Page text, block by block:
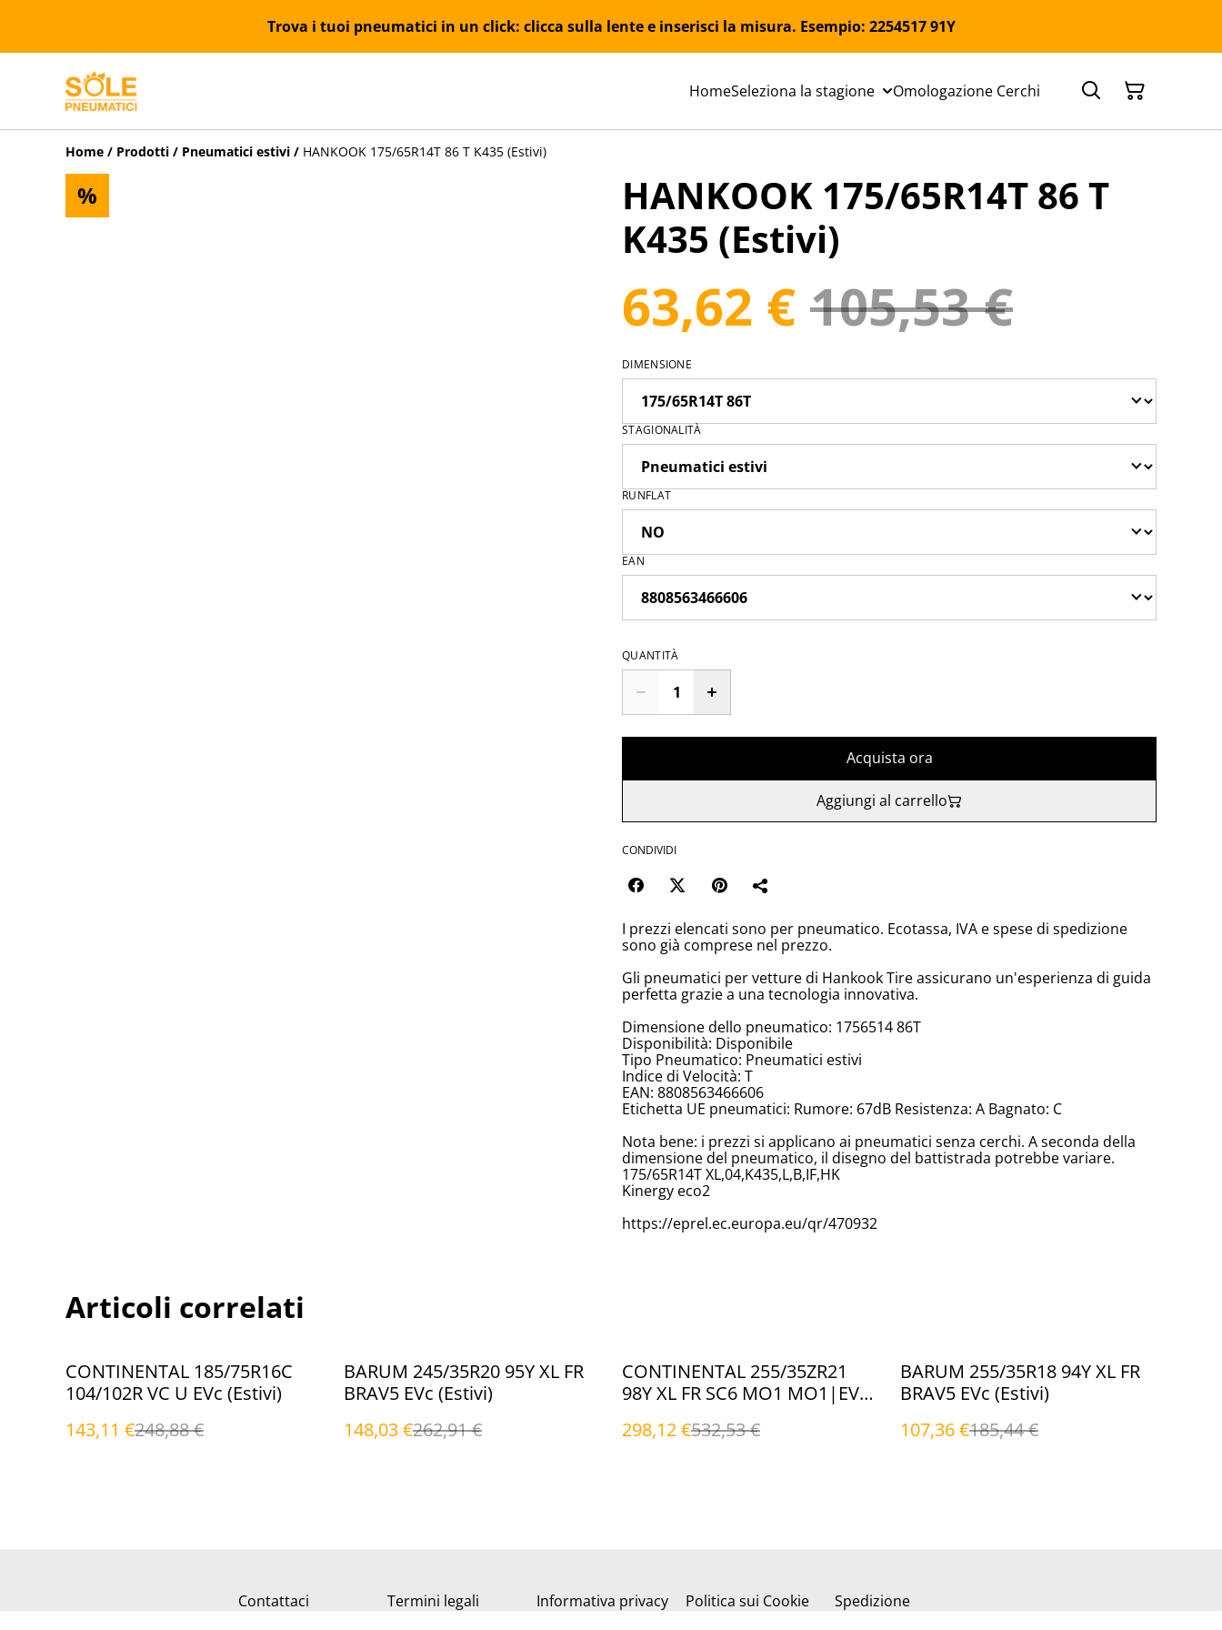
Trova i tuoi pneumatici in un click: clicca sulla lente e inserisci la misura. Esempio: 2254517 91Y
HomeSeleziona la stagione Omologazione Cerchi
Home / Prodotti / Pneumatici estivi / HANKOOK 175/65R14T 86 T K435 (Estivi)
%
HANKOOK 175/65R14T 86 T
K435 (Estivi)
63,62 € 105,53 €
DIMENSIONE
STAGIONALITÀ
RUNFLAT
EAN
QUANTITÀ
Acquista ora
Aggiungi al carrello
CONDIVIDI
I prezzi elencati sono per pneumatico. Ecotassa, IVA e spese di spedizione
sono già comprese nel prezzo.
Gli pneumatici per vetture di Hankook Tire assicurano un'esperienza di guida
perfetta grazie a una tecnologia innovativa.
Dimensione dello pneumatico: 1756514 86T
Disponibilità: Disponibile
Tipo Pneumatico: Pneumatici estivi
Indice di Velocità: T
EAN: 8808563466606
Etichetta UE pneumatici: Rumore: 67dB Resistenza: A Bagnato: C
Nota bene: i prezzi si applicano ai pneumatici senza cerchi. A seconda della
dimensione del pneumatico, il disegno del battistrada potrebbe variare.
175/65R14T XL,04,K435,L,B,IF,HK
Kinergy eco2
https://eprel.ec.europa.eu/qr/470932
Articoli correlati
%
CONTINENTAL 185/75R16C
104/102R VC U EVc (Estivi)
143,11 €248,88 €
%
BARUM 245/35R20 95Y XL FR
BRAV5 EVc (Estivi)
148,03 €262,91 €
%
CONTINENTAL 255/35ZR21
98Y XL FR SC6 MO1 MO1|EVc
298,12 €532,53 €
%
BARUM 255/35R18 94Y XL FR
BRAV5 EVc (Estivi)
107,36 €185,44 €
Contattaci Termini legali Informativa privacy Politica sui Cookie Spedizione